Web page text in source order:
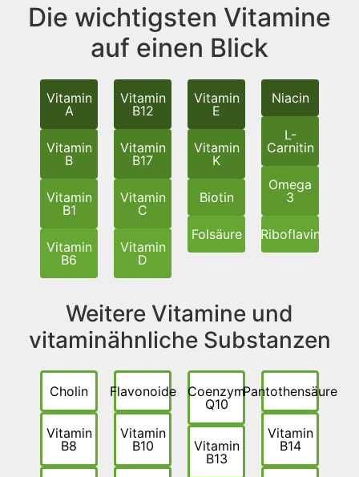
Die wichtigsten Vitamine
auf einen Blick
Vitamin
A
Vitamin
B
Vitamin
B1
Vitamin
B6
Vitamin
B12
Vitamin
B17
Vitamin
C
Vitamin
D
Vitamin
E
Vitamin
K
Biotin
Folsäure
Niacin
L-
Carnitin
Omega
3
Riboflavin
Weitere Vitamine und
vitaminähnliche Substanzen
Cholin
Vitamin
B8
Flavonoide
Vitamin
B10
Coenzym
Q10
Vitamin
B13
Pantothensäure
Vitamin
B14